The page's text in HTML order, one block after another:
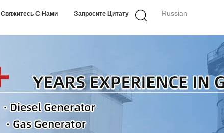
Russian
Свяжитесь С Нами Запросите Цитату